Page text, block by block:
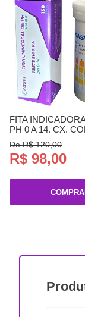
FITA
PH 0 A 14. CX.
De R$ 120,00
R$ 98,00